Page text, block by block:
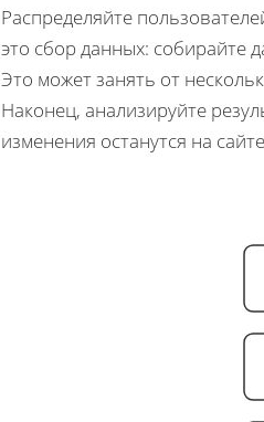
Распределяйте
это сбор данных: собирайте
Это может занять от
Наконец, анализируйте
изменения останутся на